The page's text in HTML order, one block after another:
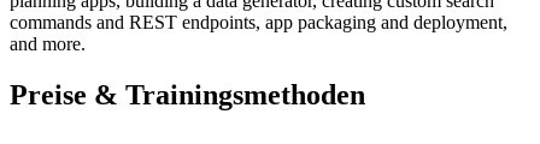
commands and REST endpoints, app packaging and deployment,
and more.
Preise & Trainingsmethoden